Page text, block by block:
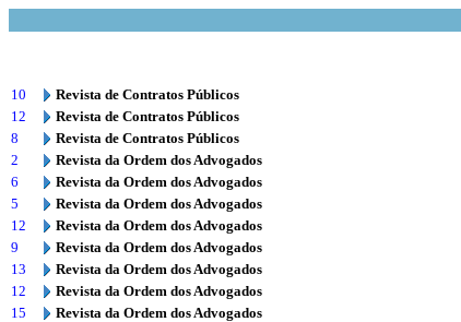
10
Revista de Contratos Públicos
12
Revista de Contratos Públicos
8
Revista de Contratos Públicos
2
Revista da Ordem dos Advogados
6
Revista da Ordem dos Advogados
5
Revista da Ordem dos Advogados
12
Revista da Ordem dos Advogados
9
Revista da Ordem dos Advogados
13
Revista da Ordem dos Advogados
12
Revista da Ordem dos Advogados
15
Revista da Ordem dos Advogados